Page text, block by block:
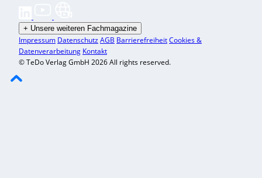
+ Unsere weiteren Fachmagazine
Impressum DatenschutzAGB BarrierefreiheitCookies &
Datenverarbeitung Kontakt
© TeDo Verlag GmbH 2026 All rights reserved.